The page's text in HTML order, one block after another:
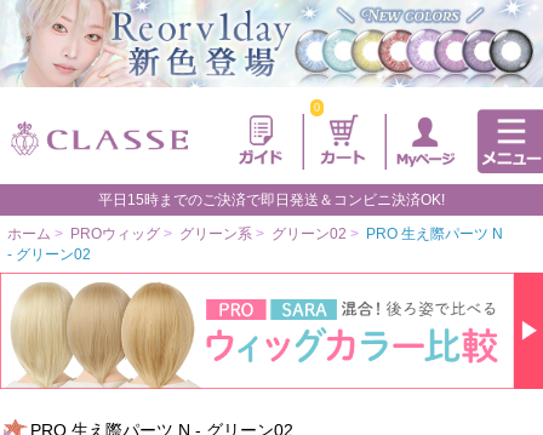
0
平日15時までのご決済で即日発送＆コンビニ決済OK!
ホーム > PROウィッグ > グリーン系 > グリーン02 > PRO 生え際パーツ N
- グリーン02
PRO 生え際パーツ N - グリーン02